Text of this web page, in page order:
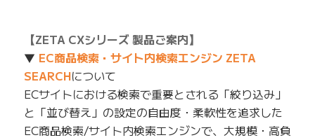
【ZETA CXシリーズ 製品ご案内】
▼ EC商品検索・サイト内検索エンジン ZETA
SEARCHについて
ECサイトにおける検索で重要とされる「絞り込み」
と「並び替え」の設定の自由度・柔軟性を追求した
EC商品検索/サイト内検索エンジンで、大規模・高負